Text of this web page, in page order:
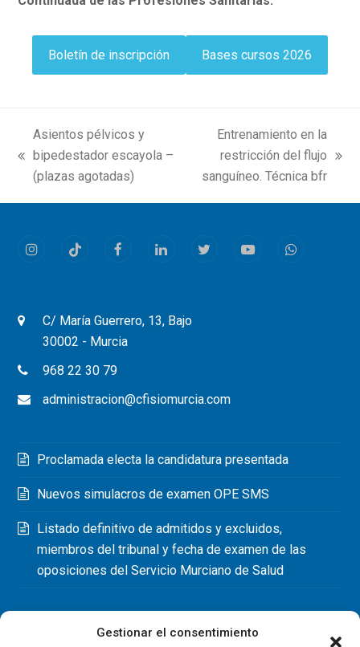
Gestionar el consentimiento
Boletín de inscripción Bases cursos 2026
previous
post:
Asientos pélvicos y
bipedestador escayola –
(plazas agotadas)
post:
Entrenamiento en la
restricción del flujo
sanguíneo. Técnica bfr
InstagramTiktok FacebookLinkedInTwitterYoutubeWhatsapp
C/ María Guerrero, 13, Bajo
30002 - Murcia
968 22 30 79
administracion@cfisiomurcia.com
Proclamada electa la candidatura presentada
Nuevos simulacros de examen OPE SMS
Listado definitivo de admitidos y excluidos,
miembros del tribunal y fecha de examen de las
oposiciones del Servicio Murciano de Salud